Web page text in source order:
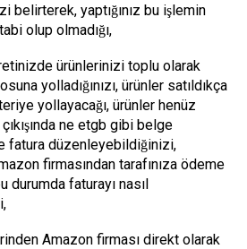
belirterek, yaptığınız bu işlemin
olup olmadığı,
ürünlerinizi toplu olarak
yolladığınızı, ürünler satıldıkça
yollayacağı, ürünler henüz
ne etgb gibi belge
fatura düzenleyebildiğinizi,
firmasından tarafınıza ödeme
durumda faturayı nasıl
Amazon firması direkt olarak